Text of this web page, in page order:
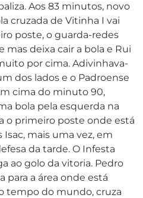
Aos 83 minutos, novo
cruzada de Vitinha I vai
poste, o guarda-redes
mas deixa cair a bola e Rui
por cima. Adivinhava-
dos lados e o Padroense
cima do minuto 90,
bola pela esquerda na
o primeiro poste onde está
mais uma vez, em
da tarde. O Infesta
ao golo da vitoria. Pedro
para a área onde está
tempo do mundo, cruza